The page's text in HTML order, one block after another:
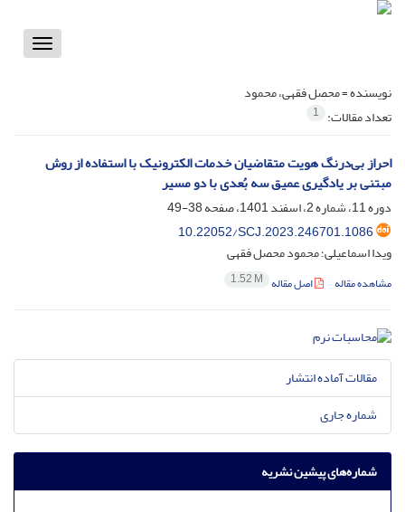
Toggle
نویسنده =محصل فقهی، محمود
تعداد مقالات: 1
احراز بی‌درنگ هویت متقاضیان خدمات الکترونیک با استفاده از روش
مبتنی بر یادگیری عمیق سه بُعدی با دو مسیر
دوره 11، شماره 2، اسفند 1401، صفحه
38-49
10.22052/SCJ.2023.246701.1086
ویدا اسماعیلی؛ محمود محصل فقهی
مشاهده مقاله اصل مقاله 1.52 M
مقالات آماده انتشار
شماره جاری
شماره‌های پیشین نشریه